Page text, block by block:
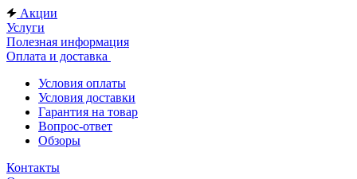
Акции
Услуги
Полезная информация
Оплата и доставка
Условия оплаты
Условия доставки
Гарантия на товар
Вопрос-ответ
Обзоры
Контакты